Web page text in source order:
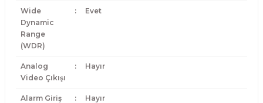
Wide
Dynamic
Range
(WDR)
: Evet
Analog
Video Çıkışı
: Hayır
Alarm Giriş : Hayır